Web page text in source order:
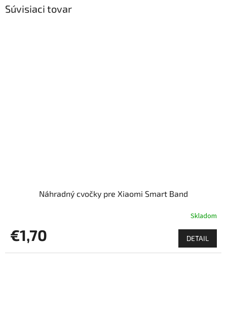
Súvisiaci tovar
Náhradný cvočky pre Xiaomi Smart Band
Skladom
€1,70 DETAIL